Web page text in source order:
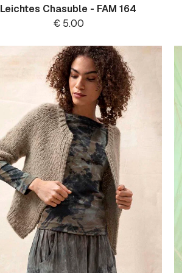
Leichtes Chasuble - FAM 164
€5.00